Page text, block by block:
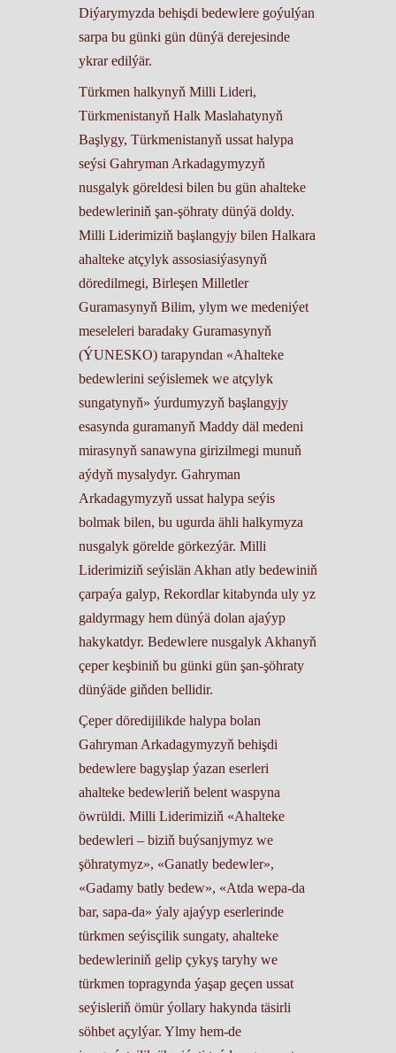
Diýarymyzda behişdi bedewlere goýulýan
sarpa bu günki gün dünýä derejesinde
ykrar edilýär.
Türkmen halkynyň Milli Lideri,
Türkmenistanyň Halk Maslahatynyň
Başlygy, Türkmenistanyň ussat halypa
seýsi Gahryman Arkadagymyzyň
nusgalyk göreldesi bilen bu gün ahalteke
bedewleriniň şan-şöhraty dünýä doldy.
Milli Liderimiziň başlangyjy bilen Halkara
ahalteke atçylyk assosiasiýasynyň
döredilmegi, Birleşen Milletler
Guramasynyň Bilim, ylym we medeniýet
meseleleri baradaky Guramasynyň
(ÝUNESKO) tarapyndan «Ahalteke
bedewlerini seýislemek we atçylyk
sungatynyň» ýurdumyzyň başlangyjy
esasynda guramanyň Maddy däl medeni
mirasynyň sanawyna girizilmegi munuň
aýdyň mysalydyr. Gahryman
Arkadagymyzyň ussat halypa seýis
bolmak bilen, bu ugurda ähli halkymyza
nusgalyk görelde görkezýär. Milli
Liderimiziň seýislän Akhan atly bedewiniň
çarpaýa galyp, Rekordlar kitabynda uly yz
galdyrmagy hem dünýä dolan ajaýyp
hakykatdyr. Bedewlere nusgalyk Akhanyň
çeper keşbiniň bu günki gün şan-şöhraty
dünýäde giňden bellidir.
Çeper döredijilikde halypa bolan
Gahryman Arkadagymyzyň behişdi
bedewlere bagyşlap ýazan eserleri
ahalteke bedewleriň belent waspyna
öwrüldi. Milli Liderimiziň «Ahalteke
bedewleri – biziň buýsanjymyz we
şöhratymyz», «Ganatly bedewler»,
«Gadamy batly bedew», «Atda wepa-da
bar, sapa-da» ýaly ajaýyp eserlerinde
türkmen seýisçilik sungaty, ahalteke
bedewleriniň gelip çykyş taryhy we
türkmen topragynda ýaşap geçen ussat
seýisleriň ömür ýollary hakynda täsirli
söhbet açylýar. Ylmy hem-de